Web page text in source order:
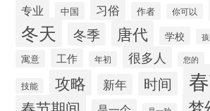
专业 中国 习俗 作者 你可以
冬天 冬季 唐代 学校
寓意 工作 年初 很多人 您的
技能 攻略 新年 时间